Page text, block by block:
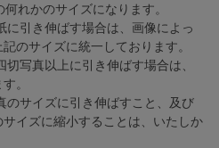
れかのサイズになります。
引き伸ばす場合は、画像によっ
のサイズに統一しております。
写真以上に引き伸ばす場合は、
。
サイズに引き伸ばすこと、及び
イズに縮小することは、いたしか